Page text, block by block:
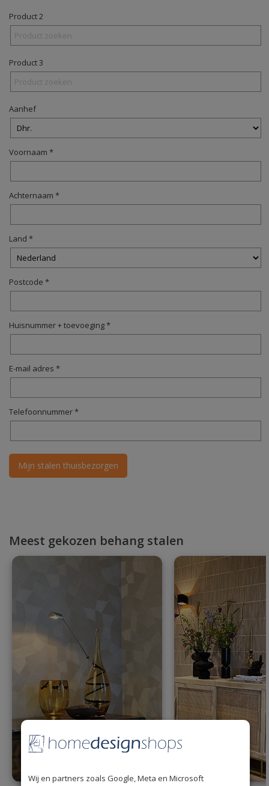
Product 2
Product 3
Aanhef
Voornaam *
Achternaam *
Land *
Postcode *
Huisnummer + toevoeging *
E-mail adres *
Telefoonnummer *
Meest gekozen behang stalen
Wij en partners zoals Google, Meta en Microsoft